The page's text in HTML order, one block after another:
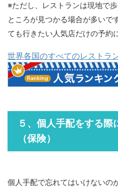
※ただし、レストランは現地で
ところが見つかる場合が多いで
ても行きたい人気店だけの予約
世界各国のすべてのレストラ
５、個人手配をする際
（保険）
個人手配で忘れてはいけないの